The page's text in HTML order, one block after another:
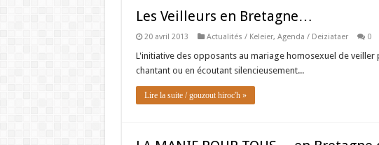
Les Veilleurs en Bretagne…
20 avril 2013 Actualités / Keleier, Agenda / Deiziataer 0
L'initiative des opposants au mariage homosexuel de
chantant ou en écoutant silencieusement...
Lire la suite / gouzout hiroc'h »